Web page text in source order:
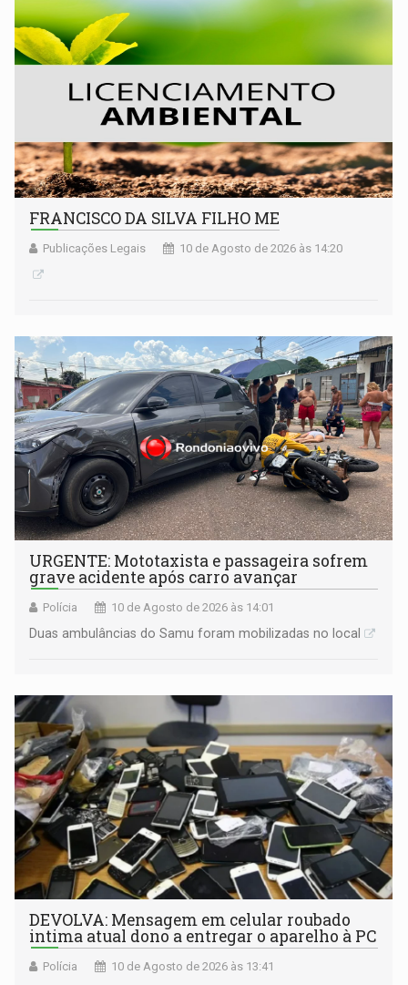
FRANCISCO DA SILVA FILHO ME
Publicações Legais 10 de Agosto de 2026 às 14:20
URGENTE: Mototaxista e passageira sofrem
grave acidente após carro avançar
Polícia 10 de Agosto de 2026 às 14:01
Duas ambulâncias do Samu foram mobilizadas no local
DEVOLVA: Mensagem em celular roubado
intima atual dono a entregar o aparelho à PC
Polícia 10 de Agosto de 2026 às 13:41